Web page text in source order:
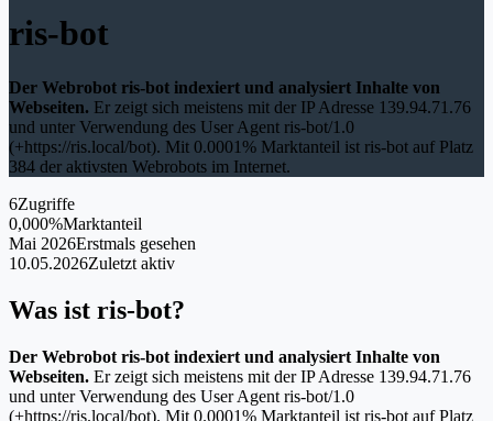
ris-bot
Der Webrobot ris-bot indexiert und analysiert Inhalte von
Webseiten. Er zeigt sich meistens mit der IP Adresse 139.94.71.76
und unter Verwendung des User Agent ris-bot/1.0
(+https://ris.local/bot). Mit 0.0001% Marktanteil ist ris-bot auf Platz
384 der aktivsten Webrobots im Internet.
6Zugriffe
0,000%Marktanteil
Mai 2026Erstmals gesehen
10.05.2026Zuletzt aktiv
Was ist ris-bot?
Der Webrobot ris-bot indexiert und analysiert Inhalte von
Webseiten. Er zeigt sich meistens mit der IP Adresse 139.94.71.76
und unter Verwendung des User Agent ris-bot/1.0
(+https://ris.local/bot). Mit 0.0001% Marktanteil ist ris-bot auf Platz